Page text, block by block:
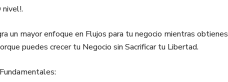
nivel!.
un mayor enfoque en Flujos para tu negocio mientras obtienes
puedes crecer tu Negocio sin Sacrificar tu Libertad.